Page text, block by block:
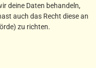
deine Daten behandeln,
auch das Recht diese an
zu richten.